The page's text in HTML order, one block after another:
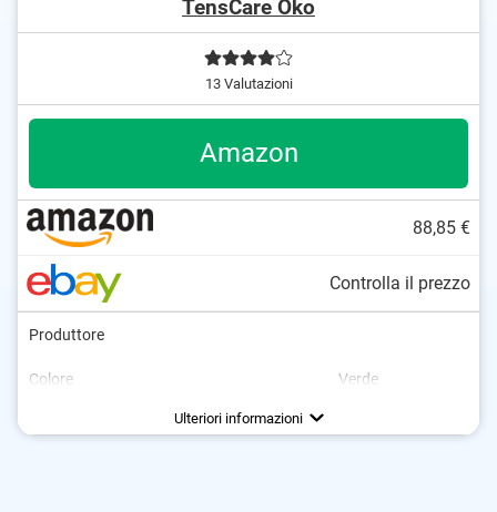
TensCare Oko
13 Valutazioni
Amazon
88,85 €
Controlla il prezzo
Produttore
Colore
Verde
Ulteriori informazioni